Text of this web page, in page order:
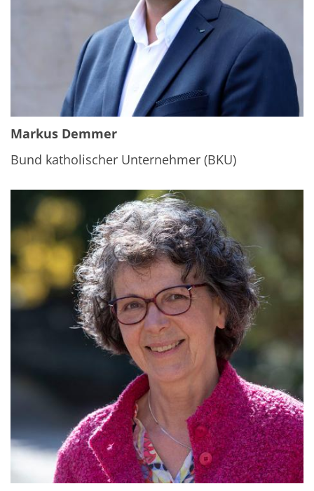
Markus Demmer
Bund katholischer Unternehmer (BKU)